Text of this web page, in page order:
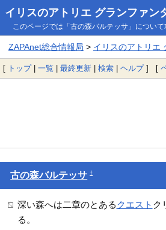
イリスのアトリエ グランファン
このページでは「古の森バルテッサ」について
ZAPAnet総合情報局 > イリスのアトリエ
[ トップ| 一覧 | 最終更新 | 検索 | ヘルプ] [
古の森バルテッサ †
深い森へは二章のとある クエスト ク
る。